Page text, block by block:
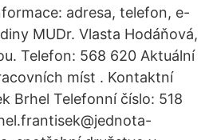
adresa, telefon, e-
MUDr. Vlasta Hodáňová,
Telefon: 568 620 Aktuální
míst . Kontaktní
Brhel Telefonní číslo: 518